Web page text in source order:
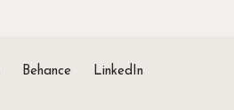
Behance LinkedIn